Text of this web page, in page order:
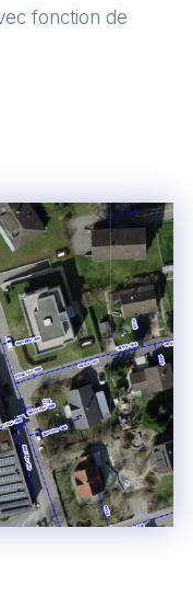
fonction de